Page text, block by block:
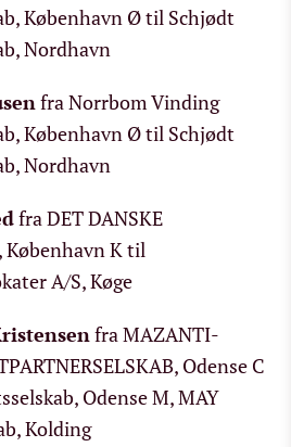
København Ø til Schjødt
Nordhavn
fra Norrbom Vinding
København Ø til Schjødt
Nordhavn
fra DET DANSKE
København K til
A/S, Køge
fra MAZANTI-
Odense C
Odense M, MAY
Kolding